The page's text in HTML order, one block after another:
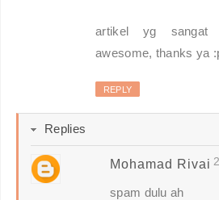
artikel yg sangat
awesome, thanks ya
REPLY
Replies
Mohamad Rivai
spam dulu ah